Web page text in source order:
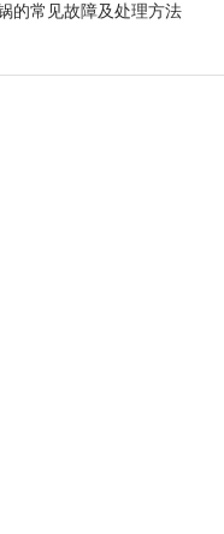
的常见故障及处理方法